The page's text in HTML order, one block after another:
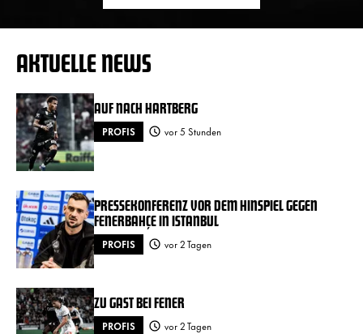
AKTUELLE NEWS
AUF NACH HARTBERG
PROFIS vor 5 Stunden
PRESSEKONFERENZ VOR DEM HINSPIEL GEGEN
FENERBAHÇE IN ISTANBUL
PROFIS vor 2 Tagen
ZU GAST BEI FENER
PROFIS vor 2 Tagen